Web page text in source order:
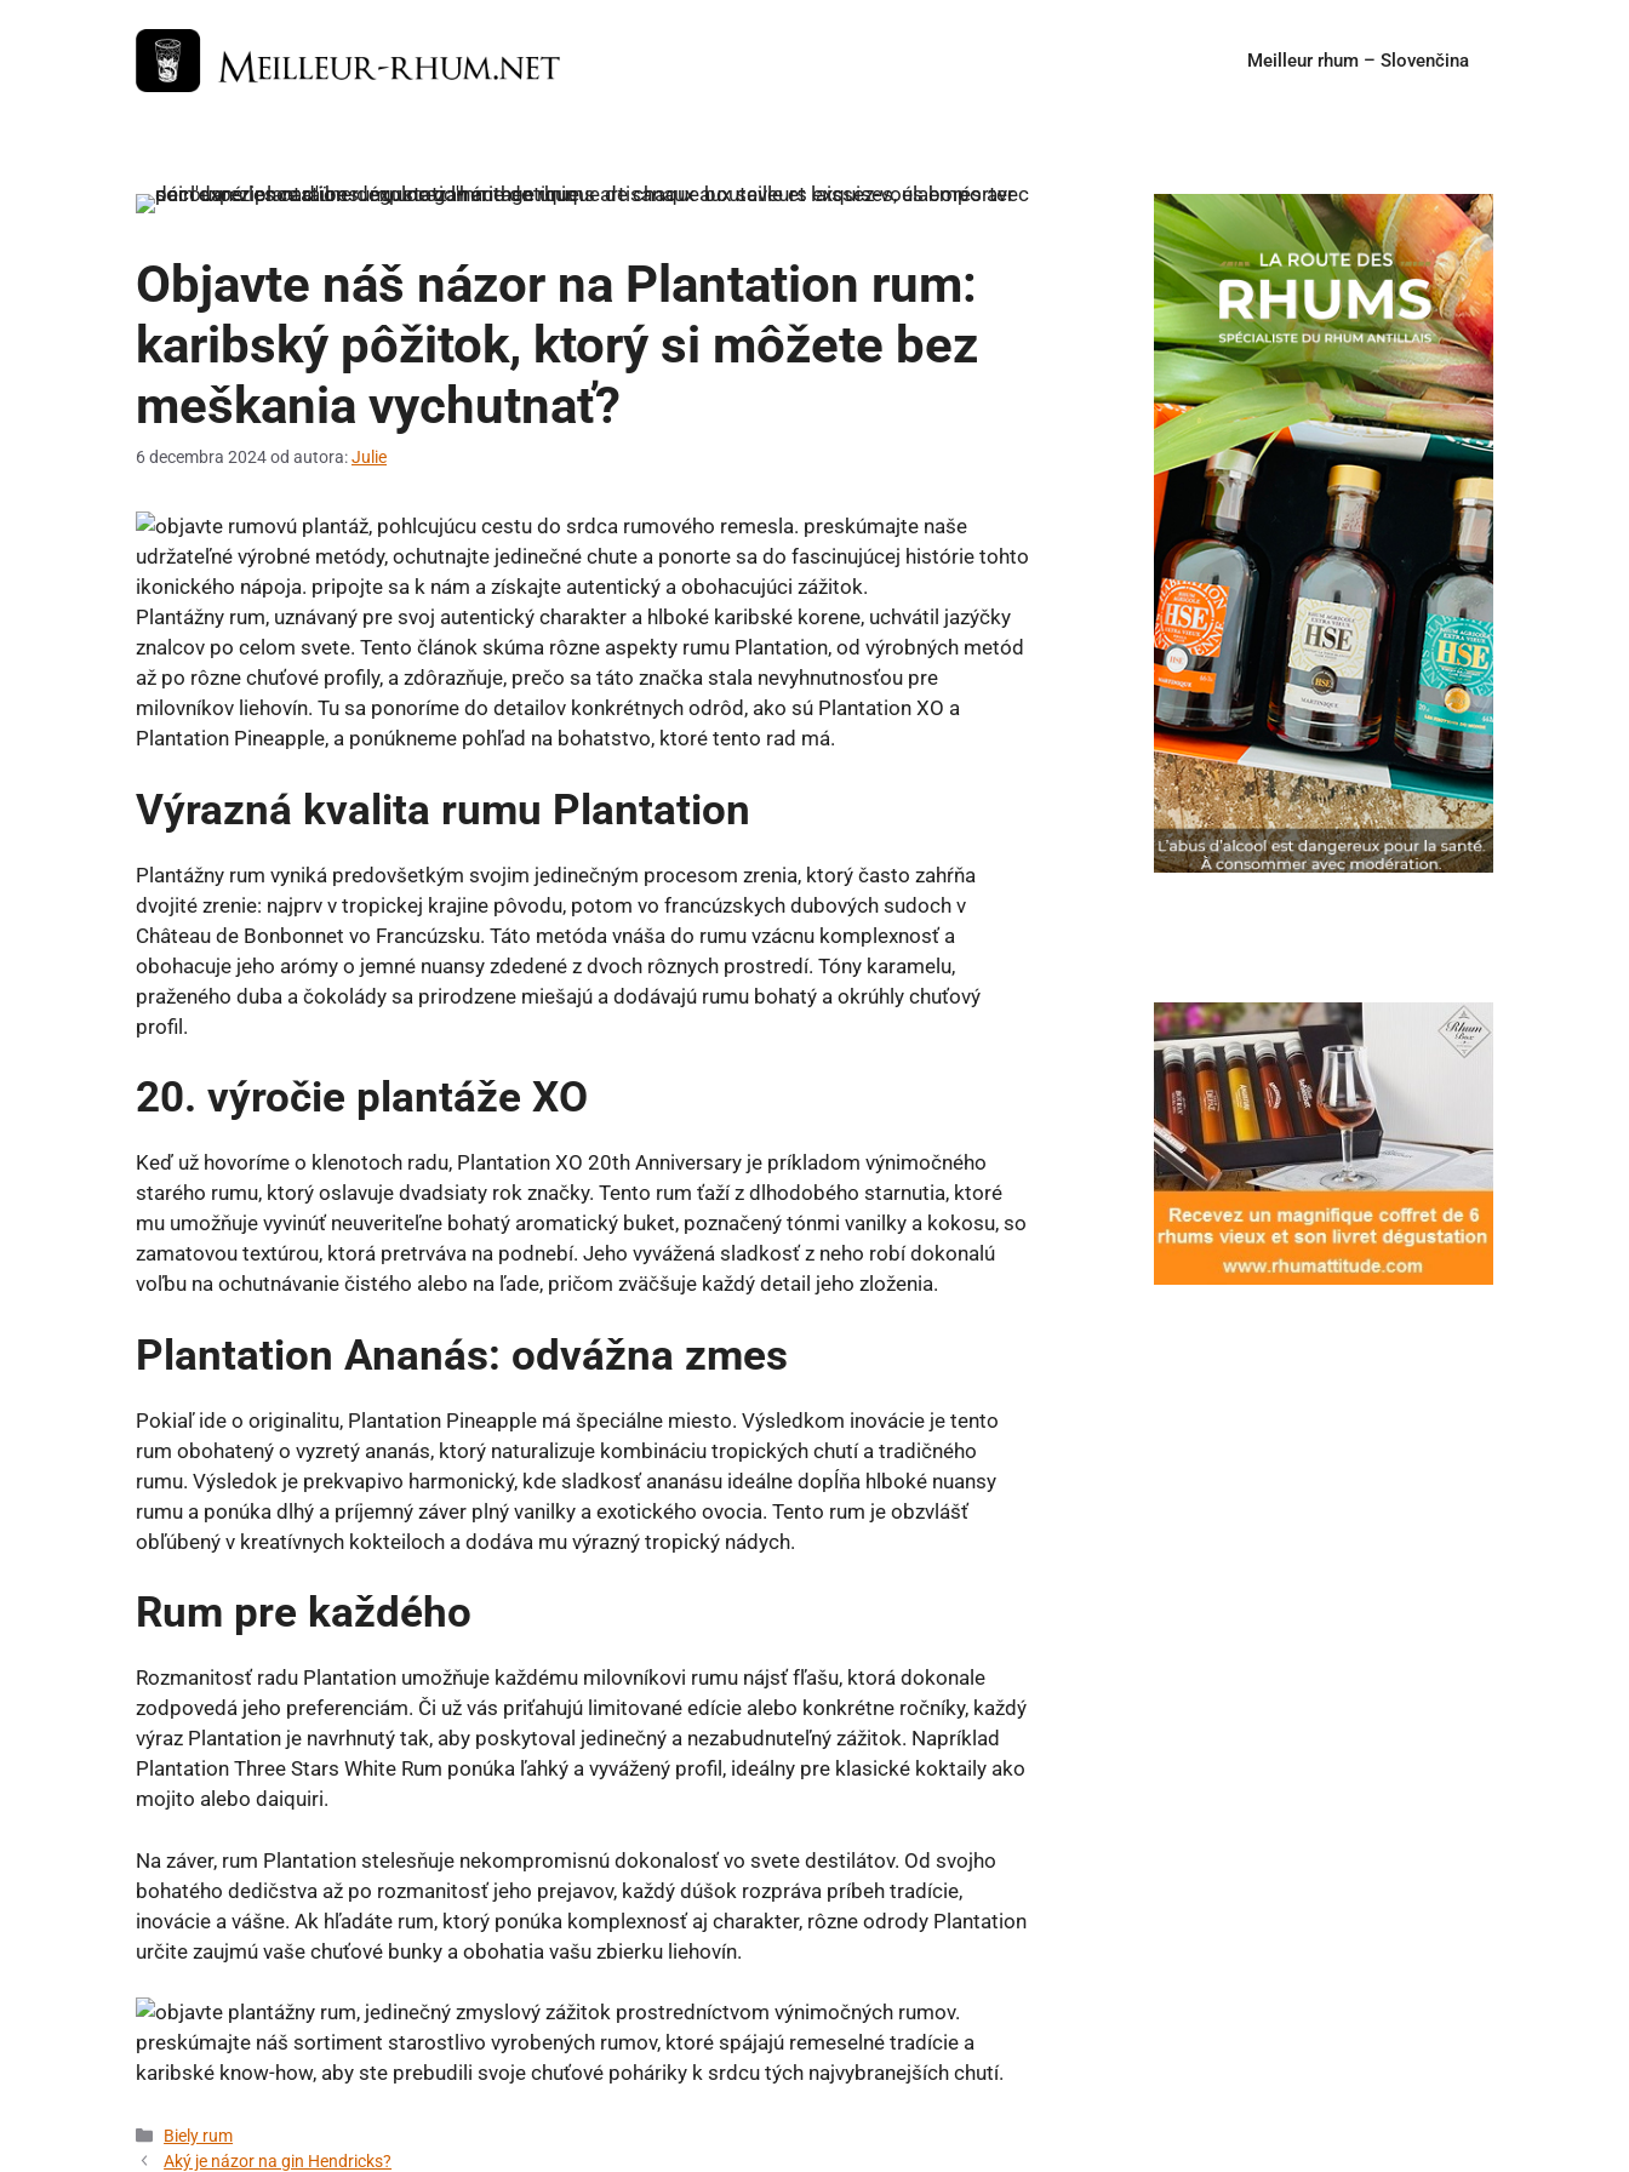
Meilleur rhum – Slovenčina
Objavte náš názor na Plantation rum:
karibský pôžitok, ktorý si môžete bez
meškania vychutnať?
6 decembra 2024od autora:Julie
Plantážny rum, uznávaný pre svoj autentický charakter a hlboké karibské korene, uchvátil jazýčky
znalcov po celom svete. Tento článok skúma rôzne aspekty rumu Plantation, od výrobných metód
až po rôzne chuťové profily, a zdôrazňuje, prečo sa táto značka stala nevyhnutnosťou pre
milovníkov liehovín. Tu sa ponoríme do detailov konkrétnych odrôd, ako sú Plantation XO a
Plantation Pineapple, a ponúkneme pohľad na bohatstvo, ktoré tento rad má.
Výrazná kvalita rumu Plantation
Plantážny rum vyniká predovšetkým svojim jedinečným procesom zrenia, ktorý často zahŕňa
dvojité zrenie: najprv v tropickej krajine pôvodu, potom vo francúzskych dubových sudoch v
Château de Bonbonnet vo Francúzsku. Táto metóda vnáša do rumu vzácnu komplexnosť a
obohacuje jeho arómy o jemné nuansy zdedené z dvoch rôznych prostredí. Tóny karamelu,
praženého duba a čokolády sa prirodzene miešajú a dodávajú rumu bohatý a okrúhly chuťový
profil.
20. výročie plantáže XO
Keď už hovoríme o klenotoch radu, Plantation XO 20th Anniversary je príkladom výnimočného
starého rumu, ktorý oslavuje dvadsiaty rok značky. Tento rum ťaží z dlhodobého starnutia, ktoré
mu umožňuje vyvinúť neuveriteľne bohatý aromatický buket, poznačený tónmi vanilky a kokosu, so
zamatovou textúrou, ktorá pretrváva na podnebí. Jeho vyvážená sladkosť z neho robí dokonalú
voľbu na ochutnávanie čistého alebo na ľade, pričom zväčšuje každý detail jeho zloženia.
Plantation Ananás: odvážna zmes
Pokiaľ ide o originalitu, Plantation Pineapple má špeciálne miesto. Výsledkom inovácie je tento
rum obohatený o vyzretý ananás, ktorý naturalizuje kombináciu tropických chutí a tradičného
rumu. Výsledok je prekvapivo harmonický, kde sladkosť ananásu ideálne dopĺňa hlboké nuansy
rumu a ponúka dlhý a príjemný záver plný vanilky a exotického ovocia. Tento rum je obzvlášť
obľúbený v kreatívnych kokteiloch a dodáva mu výrazný tropický nádych.
Rum pre každého
Rozmanitosť radu Plantation umožňuje každému milovníkovi rumu nájsť fľašu, ktorá dokonale
zodpovedá jeho preferenciám. Či už vás priťahujú limitované edície alebo konkrétne ročníky, každý
výraz Plantation je navrhnutý tak, aby poskytoval jedinečný a nezabudnuteľný zážitok. Napríklad
Plantation Three Stars White Rum ponúka ľahký a vyvážený profil, ideálny pre klasické koktaily ako
mojito alebo daiquiri.
Na záver, rum Plantation stelesňuje nekompromisnú dokonalosť vo svete destilátov. Od svojho
bohatého dedičstva až po rozmanitosť jeho prejavov, každý dúšok rozpráva príbeh tradície,
inovácie a vášne. Ak hľadáte rum, ktorý ponúka komplexnosť aj charakter, rôzne odrody Plantation
určite zaujmú vaše chuťové bunky a obohatia vašu zbierku liehovín.
Kategórie
Biely rum
Aký je názor na gin Hendricks?